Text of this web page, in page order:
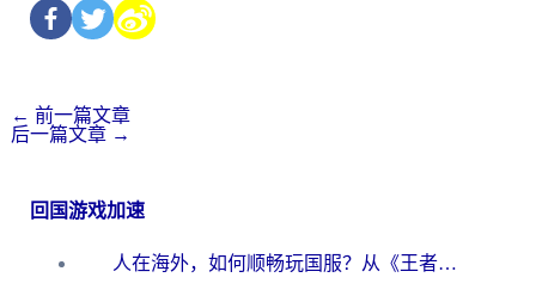
← 前一篇文章
后一篇文章 →
回国游戏加速
人在海外，如何顺畅玩国服？从《王者荣耀》到《云图计划》的加速器终极指南